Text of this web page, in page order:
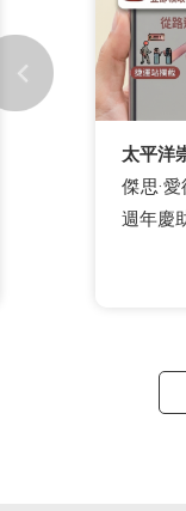
太平洋崇光百
傑思·愛德威
週年慶助攻